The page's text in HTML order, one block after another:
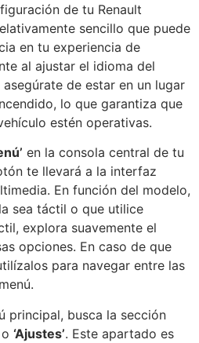
de tu Renault
sencillo que puede
en tu experiencia de
al ajustar el idioma del
de estar en un lugar
lo que garantiza que
estén operativas.
en la consola central de tu
te llevará a la interfaz
En función del modelo,
sea táctil o que utilice
explora suavemente el
opciones. En caso de que
para navegar entre las
principal, busca la sección
o ‘Ajustes’. Este apartado es